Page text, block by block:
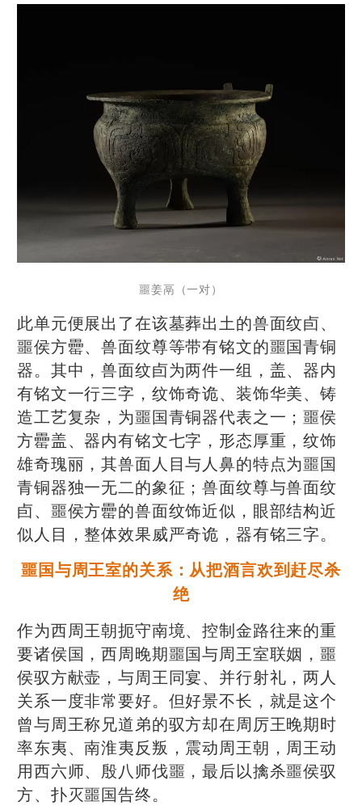
噩姜鬲（一对）
此单元便展出了在该墓葬出土的兽面纹卣、
噩侯方罍、兽面纹尊等带有铭文的噩国青铜
器。其中，兽面纹卣为两件一组，盖、器内
有铭文一行三字，纹饰奇诡、装饰华美、铸
造工艺复杂，为噩国青铜器代表之一；噩侯
方罍盖、器内有铭文七字，形态厚重，纹饰
雄奇瑰丽，其兽面人目与人鼻的特点为噩国
青铜器独一无二的象征；兽面纹尊与兽面纹
卣、噩侯方罍的兽面纹饰近似，眼部结构近
似人目，整体效果威严奇诡，器有铭三字。
噩国与周王室的关系：从把酒言欢到赶尽杀
绝
作为西周王朝扼守南境、控制金路往来的重
要诸侯国，西周晚期噩国与周王室联姻，噩
侯驭方献壶，与周王同宴、并行射礼，两人
关系一度非常要好。但好景不长，就是这个
曾与周王称兄道弟的驭方却在周厉王晚期时
率东夷、南淮夷反叛，震动周王朝，周王动
用西六师、殷八师伐噩，最后以擒杀噩侯驭
方、扑灭噩国告终。